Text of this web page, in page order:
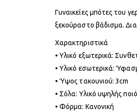
Γυναικείες μπότες του
ξεκούραστο βάδισμα.
Χαρακτηριστικά
• Υλικό εξωτερικά:
• Υλικό εσωτερικά:
• Ύψος τακουνιού: 3cm
• Σόλα: Υλικό υψηλής
• Φόρμα: Κανονική